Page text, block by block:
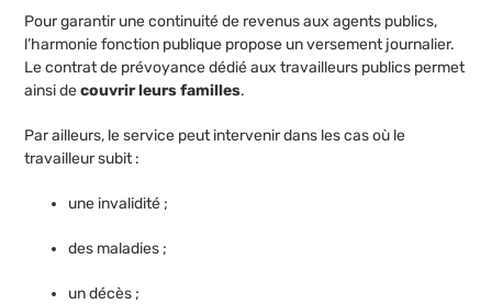
Pour garantir une continuité de revenus aux agents publics,
l’harmonie fonction publique propose un versement journalier.
Le contrat de prévoyance dédié aux travailleurs publics permet
ainsi decouvrir leurs familles.
Par ailleurs, le service peut intervenir dans les cas où le
travailleur subit :
une invalidité ;
des maladies ;
un décès ;